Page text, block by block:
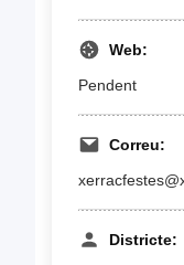
Web:
Pendent
Correu:
Districte: